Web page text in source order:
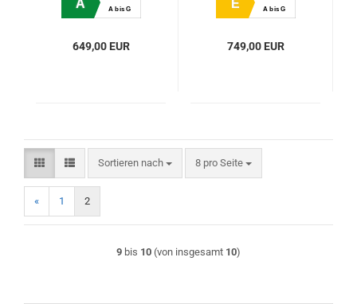
A
A bis G
649,00 EUR
E
A bis G
749,00 EUR
Sortieren nach
Sortieren nach 8 pro Seite
pro Seite
« 1 2
9 bis 10 (von insgesamt 10)